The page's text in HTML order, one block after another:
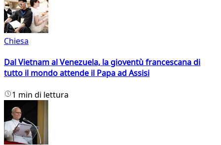
Chiesa
Dal Vietnam al Venezuela, la gioventù francescana di
tutto il mondo attende il Papa ad Assisi
1 min di lettura